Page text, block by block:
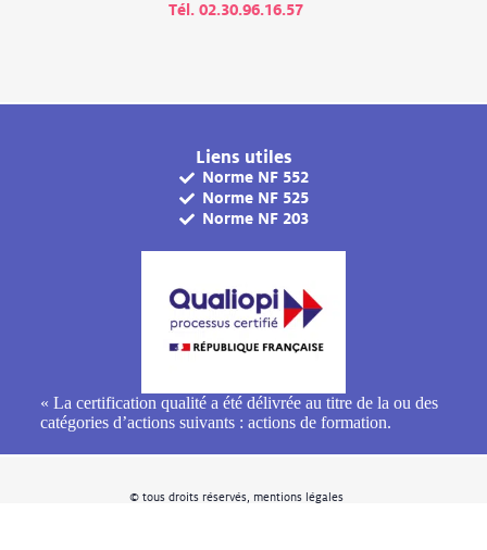
Tél. 02.30.96.16.57
Liens utiles
Norme NF 552
Norme NF 525
Norme NF 203
« La certification qualité a été délivrée au titre de la ou des
catégories d’actions suivants : actions de formation.
© tous droits réservés, mentions légales